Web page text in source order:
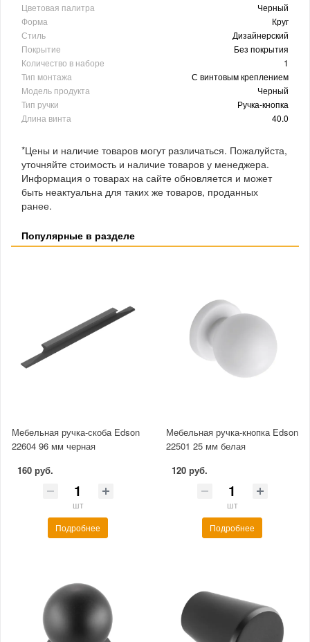
Цветовая палитра
Черный
Форма
Круг
Стиль
Дизайнерский
Покрытие
Без покрытия
Количество в наборе
1
Тип монтажа
С винтовым креплением
Модель продукта
Черный
Тип ручки
Ручка-кнопка
Длина винта
40.0
*Цены и наличие товаров могут различаться. Пожалуйста,
уточняйте стоимость и наличие товаров у менеджера.
Информация о товарах на сайте обновляется и может
быть неактуальна для таких же товаров, проданных
ранее.
Популярные в разделе
Мебельная ручка-скоба Edson
22604 96 мм черная
160 руб.
шт
Подробнее
Мебельная ручка-кнопка Edson
22501 25 мм белая
120 руб.
шт
Подробнее